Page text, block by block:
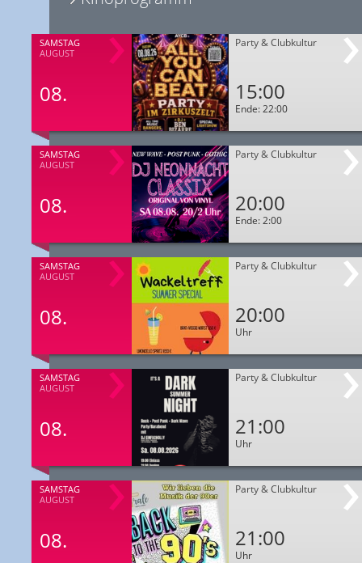
SAMSTAG
AUGUST
08.
Party & Clubkultur
15:00
Ende: 22:00
SAMSTAG
AUGUST
08.
Party & Clubkultur
20:00
Ende: 2:00
SAMSTAG
AUGUST
08.
Party & Clubkultur
20:00
Uhr
SAMSTAG
AUGUST
08.
Party & Clubkultur
21:00
Uhr
SAMSTAG
AUGUST
08.
Party & Clubkultur
21:00
Uhr